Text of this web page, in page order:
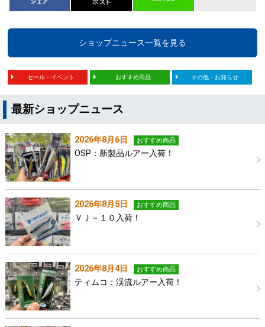
ショップニュース一覧を見る
セール・イベント おすすめ商品 その他・お知らせ
最新ショップニュース
2026年8月6日 おすすめ商品
OSP：新製品ルアー入荷！
2026年8月5日 おすすめ商品
ＶＪ－１０入荷！
2026年8月4日 おすすめ商品
ティムコ：渓流ルアー入荷！